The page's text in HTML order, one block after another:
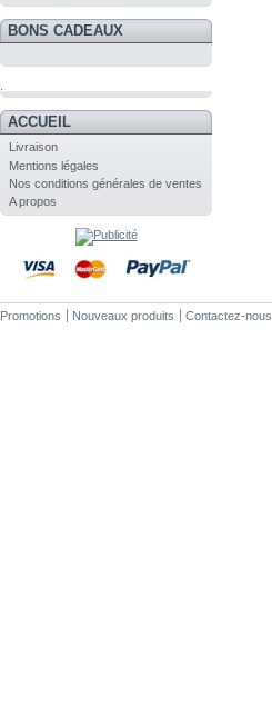
BONS CADEAUX
ACCUEIL
Livraison
Mentions légales
Nos conditions générales de ventes
A propos
Promotions Nouveaux produits Contactez-nous